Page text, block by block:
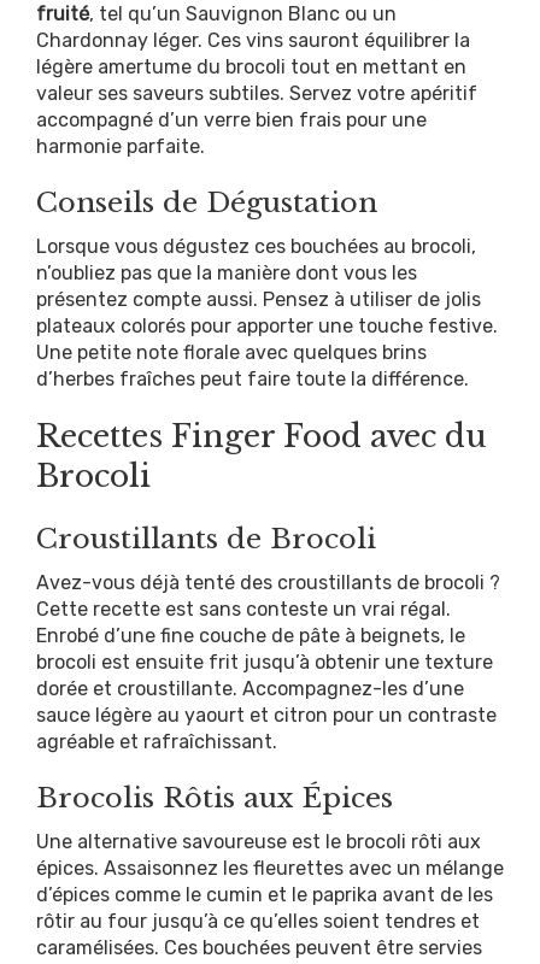
fruité, tel qu’un Sauvignon Blanc ou un
Chardonnay léger. Ces vins sauront équilibrer la
légère amertume du brocoli tout en mettant en
valeur ses saveurs subtiles. Servez votre apéritif
accompagné d’un verre bien frais pour une
harmonie parfaite.
Conseils de Dégustation
Lorsque vous dégustez ces bouchées au brocoli,
n’oubliez pas que la manière dont vous les
présentez compte aussi. Pensez à utiliser de jolis
plateaux colorés pour apporter une touche festive.
Une petite note florale avec quelques brins
d’herbes fraîches peut faire toute la différence.
Recettes Finger Food avec du
Brocoli
Croustillants de Brocoli
Avez-vous déjà tenté des croustillants de brocoli ?
Cette recette est sans conteste un vrai régal.
Enrobé d’une fine couche de pâte à beignets, le
brocoli est ensuite frit jusqu’à obtenir une texture
dorée et croustillante. Accompagnez-les d’une
sauce légère au yaourt et citron pour un contraste
agréable et rafraîchissant.
Brocolis Rôtis aux Épices
Une alternative savoureuse est le brocoli rôti aux
épices. Assaisonnez les fleurettes avec un mélange
d’épices comme le cumin et le paprika avant de les
rôtir au four jusqu’à ce qu’elles soient tendres et
caramélisées. Ces bouchées peuvent être servies